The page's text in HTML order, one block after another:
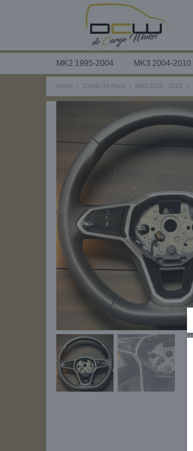
MK2 1995-2004 MK3 2004-2010
Home › Caddy 2e Kans › MK5 2020 - 2025 ›